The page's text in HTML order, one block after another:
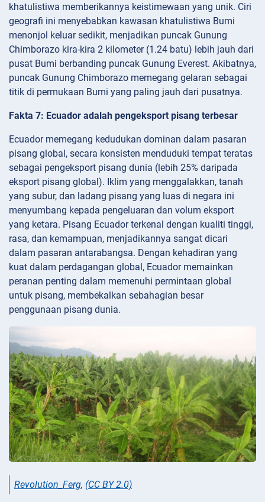
khatulistiwa memberikannya keistimewaan yang unik. Ciri
geografi ini menyebabkan kawasan khatulistiwa Bumi
menonjol keluar sedikit, menjadikan puncak Gunung
Chimborazo kira-kira 2 kilometer (1.24 batu) lebih jauh dari
pusat Bumi berbanding puncak Gunung Everest. Akibatnya,
puncak Gunung Chimborazo memegang gelaran sebagai
titik di permukaan Bumi yang paling jauh dari pusatnya.
Fakta 7: Ecuador adalah pengeksport pisang terbesar
Ecuador memegang kedudukan dominan dalam pasaran
pisang global, secara konsisten menduduki tempat teratas
sebagai pengeksport pisang dunia (lebih 25% daripada
eksport pisang global). Iklim yang menggalakkan, tanah
yang subur, dan ladang pisang yang luas di negara ini
menyumbang kepada pengeluaran dan volum eksport
yang ketara. Pisang Ecuador terkenal dengan kualiti tinggi,
rasa, dan kemampuan, menjadikannya sangat dicari
dalam pasaran antarabangsa. Dengan kehadiran yang
kuat dalam perdagangan global, Ecuador memainkan
peranan penting dalam memenuhi permintaan global
untuk pisang, membekalkan sebahagian besar
penggunaan pisang dunia.
Revolution_Ferg, (CC BY 2.0)